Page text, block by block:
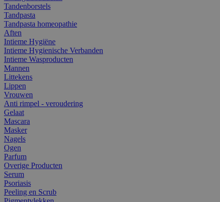
Tandenborstels
Tandpasta
Tandpasta homeopathie
Aften
Intieme Hygiëne
Intieme Hygienische Verbanden
Intieme Wasproducten
Mannen
Littekens
Lippen
Vrouwen
Anti rimpel - veroudering
Gelaat
Mascara
Masker
Nagels
Ogen
Parfum
Overige Producten
Serum
Psoriasis
Peeling en Scrub